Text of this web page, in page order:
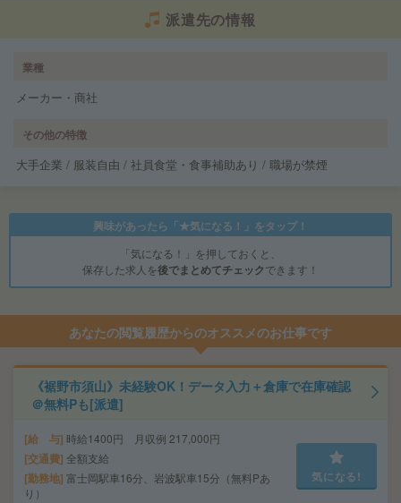
派遣先の情報
業種
メーカー・商社
その他の特徴
大手企業 / 服装自由 / 社員食堂・食事補助あり / 職場が禁煙
興味があったら「★気になる！」をタップ！
「気になる！」を押しておくと、
保存した求人を後でまとめてチェックできます！
あなたの閲覧履歴からのオススメのお仕事です
《裾野市須山》未経験OK！データ入力＋倉庫で在庫確認
＠無料Pも[派遣]
給 与 時給1400円 月収例 217,000円
交通費 全額支給
勤務地 富士岡駅車16分、岩波駅車15分（無料Pあ
り）
気になる!